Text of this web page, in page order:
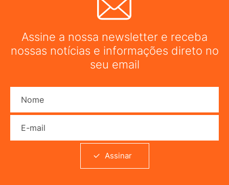
Assine a nossa newsletter e receba
nossas notícias e informações direto no
seu email
Assinar